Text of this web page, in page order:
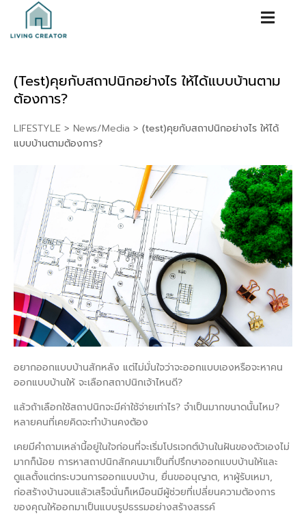
(test)คุยกับสถาปนิกอย่างไร ให้ได้แบบบ้านตาม
ต้องการ?
LIFESTYLE > News/Media > (test)คุยกับสถาปนิกอย่างไร ให้ได้
แบบบ้านตามต้องการ?
อยากออกแบบบ้านสักหลัง แต่ไม่มั่นใจว่าจะออกแบบเองหรือจะหาคน
ออกแบบบ้านให้ จะเลือกสถาปนิกเจ้าไหนดี?
แล้วถ้าเลือกใช้สถาปนิกจะมีค่าใช้จ่ายเท่าไร? จำเป็นมากขนาดนั้นไหม?
หลายคนที่เคยคิดจะทำบ้านคงต้อง
เคยมีคำถามเหล่านี้อยู่ในใจก่อนที่จะเริ่มโปรเจกต์บ้านในฝันของตัวเองไม่
มากก็น้อย การหาสถาปนิกสักคนมาเป็นที่ปรึกษาออกแบบบ้านให้และ
ดูแลตั้งแต่กระบวนการออกแบบบ้าน, ยื่นขออนุญาต, หาผู้รับเหมา,
ก่อสร้างบ้านจนแล้วเสร็จนั่นก็เหมือนมีผู้ช่วยที่เปลี่ยนความต้องการ
ของคุณให้ออกมาเป็นแบบรูปธรรมอย่างสร้างสรรค์